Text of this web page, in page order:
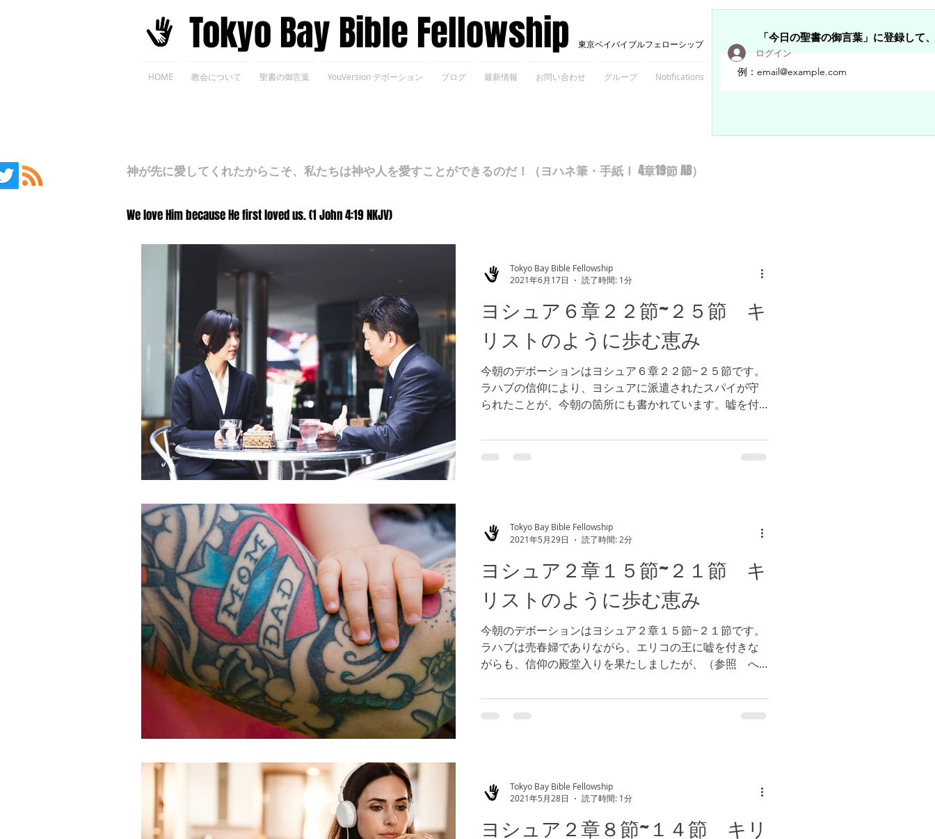
​Tokyo Bay Bible Fellowship 東京ベイバイブルフェローシップ
HOME 教会について 聖書の御言葉 YouVersion デボーション ブログ 最新情報 お問い合わせ グループ Notifications Members
「今日の聖書の御言葉」に登録して
ログイン
神が先に愛してくれたからこそ、私たちは神や人を愛すことができるのだ！（ヨハネ筆・手紙Ⅰ 4章19節 AB）
We love Him because He first loved us. (1 John 4:19 NKJV)
ヨシュア６章２２節~２５節 キ
リストのように歩む恵み
今朝のデボーションはヨシュア６章２２節~２５節です。
ラハブの信仰により、ヨシュアに派遣されたスパイが守
られたことが、今朝の箇所にも書かれています。嘘を付
でしたが、神様は彼女の動機を見たのでしょう。信仰の
殿堂入りを果たしまし...
Tokyo Bay Bible Fellowship
2021年6月17日
読了時間: 1分
ヨシュア２章１５節~２１節 キ
リストのように歩む恵み
今朝のデボーションはヨシュア２章１５節~２１節です。
ラハブは売春婦でありながら、エリコの王に嘘を付きな
がらも、信仰の殿堂入りを果たしましたが、（参照 へ
計画を推進するために身を捧げる者達を探されているの
です。何よりも大切で...
Tokyo Bay Bible Fellowship
2021年5月29日
読了時間: 2分
ヨシュア２章８節~１４節 キリ
Tokyo Bay Bible Fellowship
2021年5月28日
読了時間: 1分